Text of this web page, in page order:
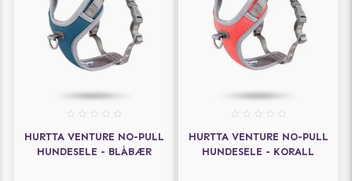
HURTTA VENTURE NO-PULL
HUNDESELE - BLÅBÆR
HURTTA VENTURE NO-PULL
HUNDESELE - KORALL